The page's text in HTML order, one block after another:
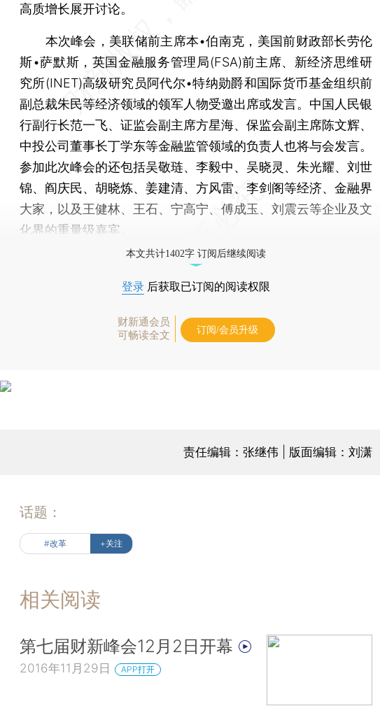
高质增长展开讨论。
本次峰会，美联储前主席本•伯南克，美国前财政部长劳伦
斯•萨默斯，英国金融服务管理局(FSA)前主席、新经济思维研
究所(INET)高级研究员阿代尔•特纳勋爵和国际货币基金组织前
副总裁朱民等经济领域的领军人物受邀出席或发言。中国人民银
行副行长范一飞、证监会副主席方星海、保监会副主席陈文辉、
中投公司董事长丁学东等金融监管领域的负责人也将与会发言。
参加此次峰会的还包括吴敬琏、李毅中、吴晓灵、朱光耀、刘世
锦、阎庆民、胡晓炼、姜建清、方风雷、李剑阁等经济、金融界
大家，以及王健林、王石、宁高宁、傅成玉、刘震云等企业及文
化界的重量级嘉宾。
本文共计1402字 订阅后继续阅读
登录 后获取已订阅的阅读权限
财新通会员
可畅读全文
订阅/会员升级
责任编辑：张继伟 | 版面编辑：刘潇
话题：
#改革 +关注
相关阅读
第七届财新峰会12月2日开幕
2016年11月29日 APP打开